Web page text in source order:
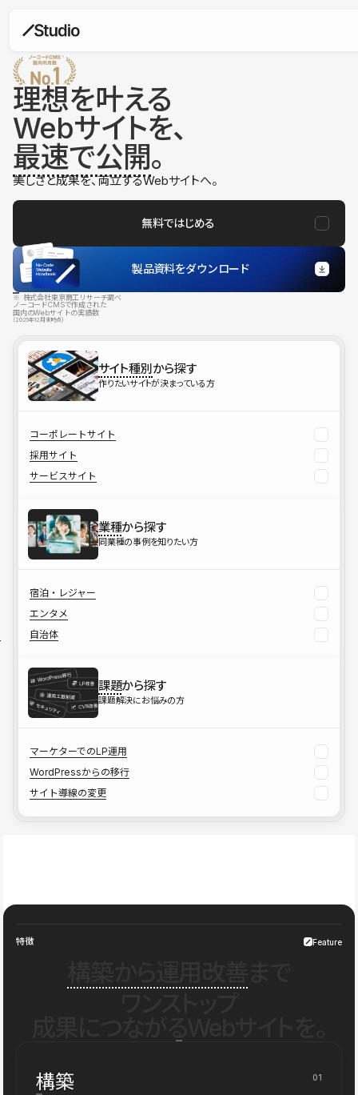
理想を叶える
Webサイトを、
最速で公開。
美しさと成果を、両立するWebサイトへ。
無料ではじめる
製品資料をダウンロード
※ 株式会社東京商工リサーチ調べ
ノーコードCMSで作成された
国内のWebサイトの実績数
（2025年12月末時点）
サイト種別から探す
作りたいサイトが決まっている方
コーポレートサイト
採用サイト
サービスサイト
業種から探す
同業種の事例を知りたい方
宿泊・レジャー
エンタメ
自治体
課題から探す
課題解決にお悩みの方
マーケターでのLP運用
WordPressからの移行
サイト導線の変更
特徴 Feature
構築 01